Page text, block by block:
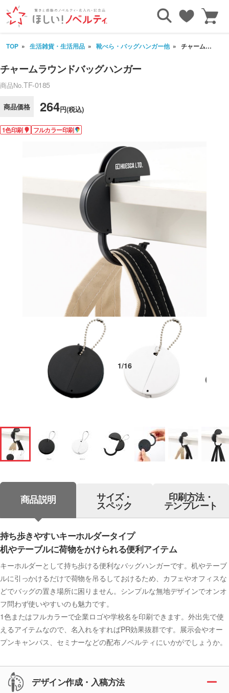
TOP 生活雑貨・生活用品 靴べら・バッグハンガー他 チャームラウンドバッグハンガー
チャームラウンドバッグハンガー
商品No.TF-0185
商品価格 264円(税込)
1色印刷 フルカラー印刷
1/16
商品説明 サイズ・
スペック
印刷方法・
テンプレート
持ち歩きやすいキーホルダータイプ
机やテーブルに荷物をかけられる便利アイテム
キーホルダーとして持ち歩ける便利なバッグハンガーです。机やテーブ
ルに引っかけるだけで荷物を吊るしておけるため、カフェやオフィスな
どでバッグの置き場所に困りません。シンプルな無地デザインでオンオ
フ問わず使いやすいのも魅力です。
1色またはフルカラーで企業ロゴや学校名を印刷できます。外出先で使
えるアイテムなので、名入れをすればPR効果抜群です。展示会やオー
プンキャンパス、セミナーなどの配布ノベルティにいかがでしょうか。
デザイン作成・入稿方法